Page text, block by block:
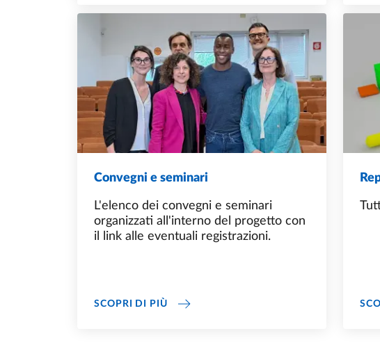
Convegni e seminari
L'elenco dei convegni e seminari
organizzati all'interno del progetto con
il link alle eventuali registrazioni.
SCOPRI DI PIÙCONVEGNI E SEMINARI